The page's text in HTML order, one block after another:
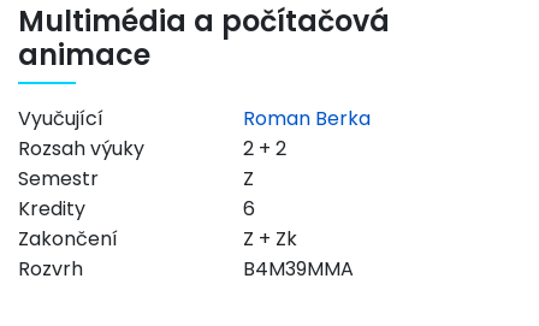
Multimédia a počítačová
animace
Vyučující
Roman Berka
Rozsah výuky
2 + 2
Semestr
Z
Kredity
6
Zakončení
Z + Zk
Rozvrh
B4M39MMA